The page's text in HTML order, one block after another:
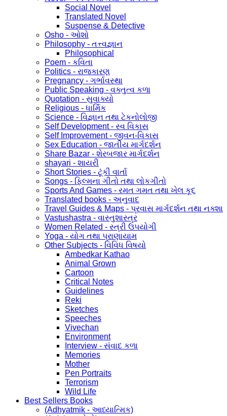
Social Novel
Translated Novel
Suspense & Detective
Osho - ઓશો
Philosophy - તત્ત્વજ્ઞાન
Philosophical
Poem - કવિતા
Politics - રાજકારણ
Pregnancy - ગર્ભાવસ્થા
Public Speaking - વક્તુત્વ કળા
Quotation - સુવાક્યો
Religious - ધાર્મિક
Science - વિજ્ઞાન તથા ટેકનોલોજી
Self Development - સ્વ વિકાસ
Self Improvement - જીવન-વિકાસ
Sex Education - જાતીય માર્ગદર્શન
Share Bazar - શેરબજાર માર્ગદર્શન
shayari - શાયરી
Short Stories - ટૂંકી વાર્તા
Songs - ફિલ્મના ગીતો તથા લોકગીતો
Sports And Games - રમત ગમત તથા ખેલ કૂદ
Translated books - અનુવાદ
Travel Guides & Maps - પ્રવાસ માર્ગદર્શન તથા નક્શા
Vastushastra - વાસ્તુશાસ્ત્ર
Women Related - સ્ત્રી ઉપયોગી
Yoga - યોગ તથા પ્રાણાયામ
Other Subjects - વિવિધ વિષયો
Ambedkar Kathao
Animal Grown
Cartoon
Critical Notes
Guidelines
Reki
Sketches
Speeches
Vivechan
Environment
Interview - સંવાદ કળા
Memories
Mother
Pen Portraits
Terrorism
Wild Life
Best Sellers Books
(Adhyatmik - આધ્યાત્મિક)